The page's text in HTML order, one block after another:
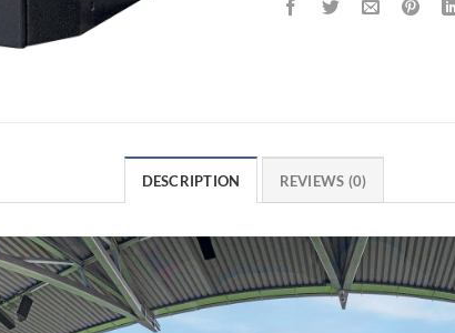
DESCRIPTION REVIEWS (0)